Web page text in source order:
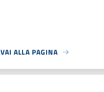
VAI ALLA PAGINA